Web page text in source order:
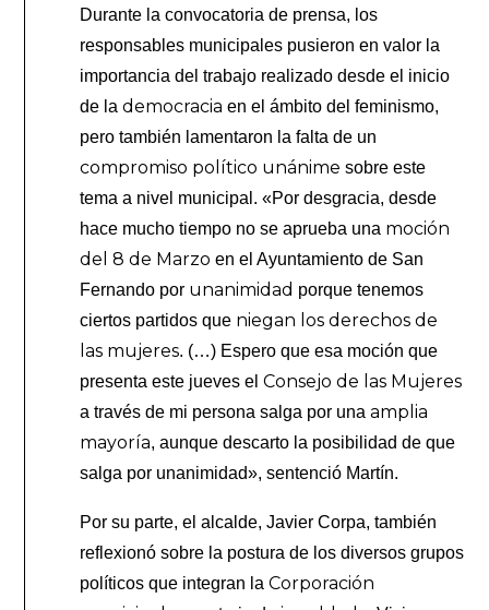
Durante la convocatoria de prensa, los
responsables municipales pusieron en valor la
importancia del trabajo realizado desde el inicio
de lademocracia en el ámbito del feminismo,
pero también lamentaron la falta de un
compromiso político unánime sobre este
tema a nivel municipal. «Por desgracia, desde
hace mucho tiempo no se aprueba una moción
del 8 de Marzo en el Ayuntamiento de San
Fernando por unanimidad porque tenemos
ciertos partidos que niegan los derechos de
las mujeres. (…) Espero que esa moción que
presenta este jueves elConsejo de las Mujeres
a través de mi persona salga por unaamplia
mayoría, aunque descarto la posibilidad de que
salga por unanimidad», sentenció Martín.
Por su parte, el alcalde, Javier Corpa, también
reflexionó sobre la postura de los diversos grupos
políticos que integran laCorporación